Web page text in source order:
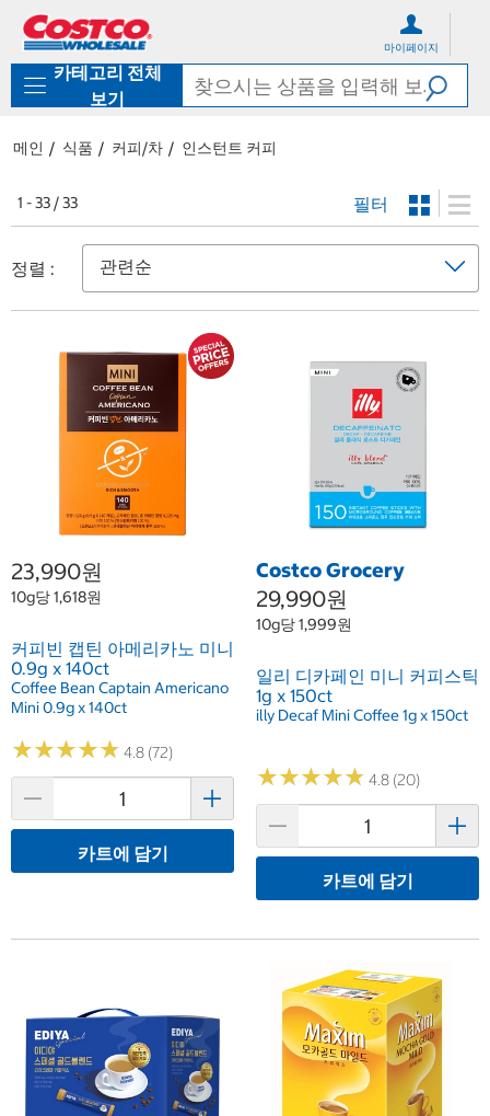
로
기
가
마이페이지
카테고리 전체
보기
메인 식품 커피/차 인스턴트 커피
1 - 33 / 33 필터
정렬 :
23,990원
10g당 1,618원
커피빈 캡틴 아메리카노 미니
0.9g x 140ct
Coffee Bean Captain Americano
Mini 0.9g x 140ct
★★★★★
★★★★★ 4.8 (72)
카트에 담기
Costco Grocery
29,990원
10g당 1,999원
일리 디카페인 미니 커피스틱
1g x 150ct
illy Decaf Mini Coffee 1g x 150ct
★★★★★
★★★★★ 4.8 (20)
카트에 담기